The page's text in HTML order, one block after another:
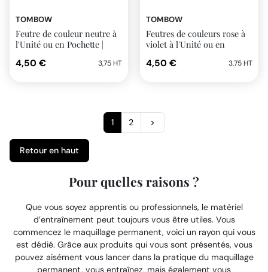
TOMBOW
Feutre de couleur neutre à
l'Unité ou en Pochette |
4,50 € 3,75 HT
TOMBOW
Feutres de couleurs rose à
violet à l'Unité ou en
4,50 € 3,75 HT
1 2 keyboard_arrow_right
Retour en haut
Pour quelles raisons ?
Que vous soyez apprentis ou professionnels, le matériel
d’entraînement peut toujours vous être utiles. Vous
commencez le maquillage permanent, voici un rayon qui vous
est dédié. Grâce aux produits qui vous sont présentés, vous
pouvez aisément vous lancer dans la pratique du maquillage
permanent, vous entraînez, mais également vous